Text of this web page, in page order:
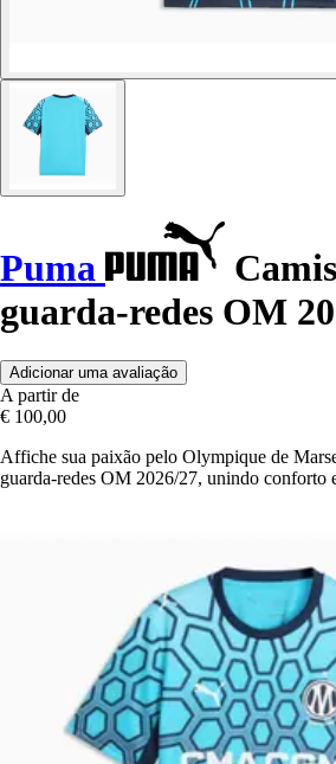
Puma
guarda-redes OM
Adicionar uma avaliação
A partir de
€ 100,00
Affiche sua paixão pelo Olympique de
guarda-redes OM 2026/27, unindo conforto